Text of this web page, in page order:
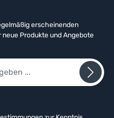
erscheinenden
Produkte und Angebote